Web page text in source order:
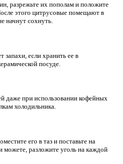
разрежьте их пополам и положите
этого цитрусовые помещают в
начнут сохнуть.
запахи, если хранить ее в
посуде.
даже при использовании кофейных
холодильника.
его в таз и поставьте на
разложите уголь на каждой